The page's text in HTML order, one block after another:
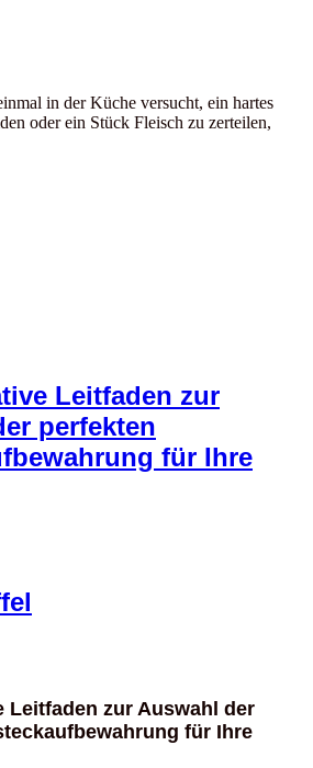
in der Küche versucht, ein hartes
oder ein Stück Fleisch zu zerteilen,
Leitfaden zur
perfekten
für Ihre
Leitfaden zur Auswahl der
für Ihre